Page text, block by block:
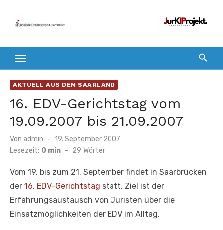
Inhalt
AKTUELL AUS DEM SAARLAND
16. EDV-Gerichtstag vom
19.09.2007 bis 21.09.2007
Von admin
Veröffentlicht
am
19. September 2007
Lesezeit: 0 min - 29 Wörter
Vom 19. bis zum 21. September findet in Saarbrücken
der 16. EDV-Gerichtstag statt. Ziel ist der
Erfahrungsaustausch von Juristen über die
Einsatzmöglichkeiten der EDV im Alltag.